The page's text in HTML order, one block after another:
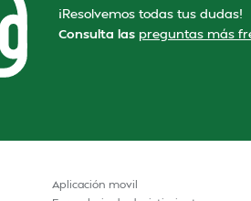
¡Resolvemos todas tus dudas!
Consulta las preguntas más
Aplicación movil